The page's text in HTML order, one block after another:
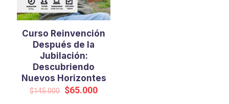
Curso Reinvención
Después de la
Jubilación:
Descubriendo
Nuevos Horizontes
$145.000 Original
$65.000Current